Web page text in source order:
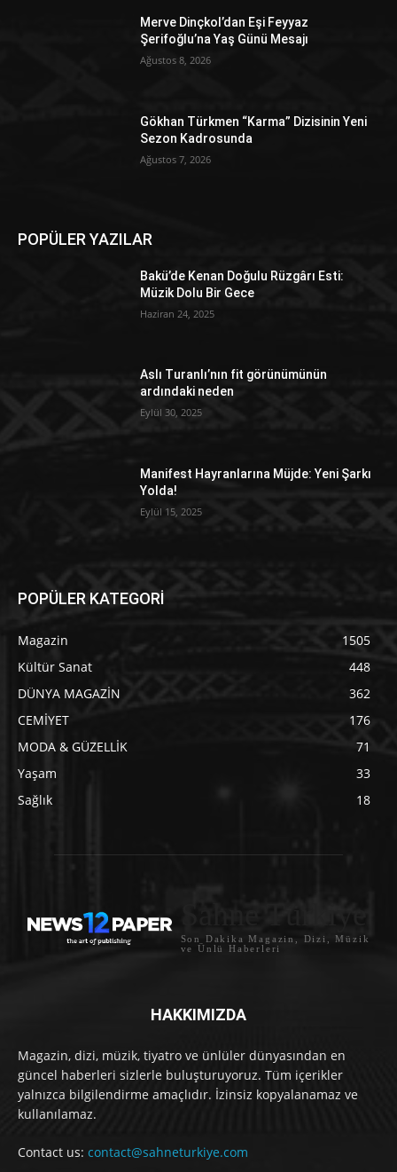
Merve Dinçkol’dan Eşi Feyyaz
Şerifoğlu’na Yaş Günü Mesajı
Ağustos 8, 2026
Gökhan Türkmen “Karma” Dizisinin Yeni
Sezon Kadrosunda
Ağustos 7, 2026
POPÜLER YAZILAR
Bakü’de Kenan Doğulu Rüzgârı Esti:
Müzik Dolu Bir Gece
Haziran 24, 2025
Aslı Turanlı’nın fit görünümünün
ardındaki neden
Eylül 30, 2025
Manifest Hayranlarına Müjde: Yeni Şarkı
Yolda!
Eylül 15, 2025
POPÜLER KATEGORİ
Magazin
1505
Kültür Sanat
448
DÜNYA MAGAZİN
362
CEMİYET
176
MODA & GÜZELLİK
71
Yaşam
33
Sağlık
18
Sahne Türkiye
Son Dakika Magazin, Dizi, Müzik
ve Ünlü Haberleri
HAKKIMIZDA
Magazin, dizi, müzik, tiyatro ve ünlüler dünyasından en
güncel haberleri sizlerle buluşturuyoruz. Tüm içerikler
yalnızca bilgilendirme amaçlıdır. İzinsiz kopyalanamaz ve
kullanılamaz.
Contact us: contact@sahneturkiye.com